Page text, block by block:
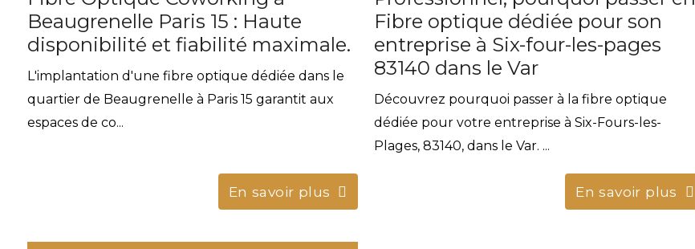
Beaugrenelle Paris 15 : Haute
disponibilité et fiabilité maximale.
L'implantation d'une fibre optique dédiée dans le
quartier de Beaugrenelle à Paris 15 garantit aux
espaces de co...
En savoir plus
Fibre optique dédiée pour son
entreprise à Six-four-les-pages
83140 dans le Var
Découvrez pourquoi passer à la fibre optique
dédiée pour votre entreprise à Six-Fours-les-
Plages, 83140, dans le Var. ...
En savoir plus